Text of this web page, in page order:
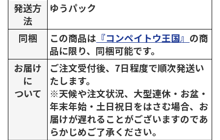
発送方
法
ゆうパック
同梱 この商品は 『コンペイトウ王国』 の商
品に限り、同梱可能です。
お届け
に
ついて
ご注文受付後、7日程度で順次発送い
たします。
※天候や注文状況、大型連休・お盆・
年末年始・土日祝日をはさむ場合、お
届けが遅れることがございますのであ
らかじめご了承ください。